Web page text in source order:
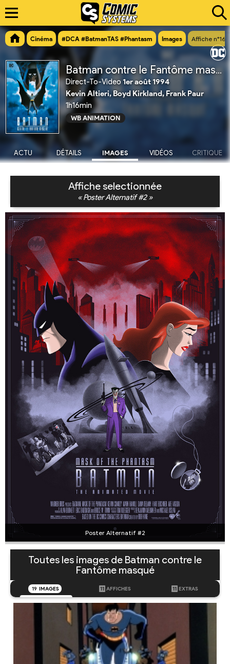
Cinéma #DCA #BatmanTAS #Phantasm Images Affiche
Batman contre le Fantôme masqué
Direct-To-Video 1er août 1994
Kevin Altieri, Boyd Kirkland, Frank Paur
1h16min
WB ANIMATION
ACTU DÉTAILS IMAGES VIDÉOS CRITIQUE
Affiche selectionnée
« Poster Alternatif #2 »
Poster Alternatif #2
Toutes les images de Batman contre le
Fantôme masqué
19 IMAGES 11 AFFICHES 11 EXTRAS